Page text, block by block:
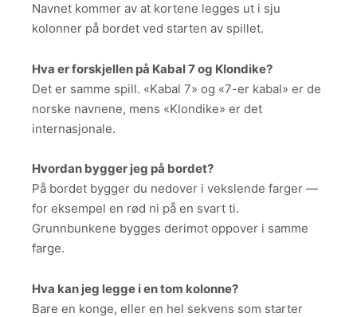
Navnet kommer av at kortene legges ut i sju
kolonner på bordet ved starten av spillet.
Hva er forskjellen på Kabal 7 og Klondike?
Det er samme spill. «Kabal 7» og «7-er kabal» er de
norske navnene, mens «Klondike» er det
internasjonale.
Hvordan bygger jeg på bordet?
På bordet bygger du nedover i vekslende farger —
for eksempel en rød ni på en svart ti.
Grunnbunkene bygges derimot oppover i samme
farge.
Hva kan jeg legge i en tom kolonne?
Bare en konge, eller en hel sekvens som starter